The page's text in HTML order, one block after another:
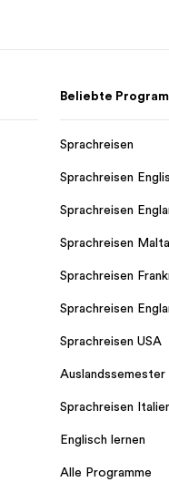
Beliebte
Sprachreisen
Sprachreisen
Sprachreisen
Sprachreisen Malta
Sprachreisen
Sprachreisen
Sprachreisen USA
Auslandssemester
Sprachreisen
Englisch lernen
Alle Programme